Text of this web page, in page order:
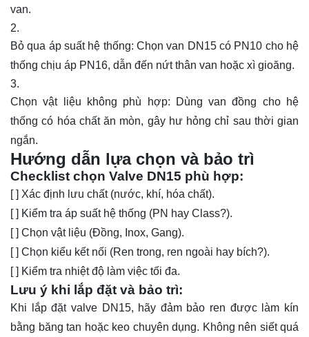
van.
Bỏ qua áp suất hệ thống: Chọn van DN15 có PN10 cho hệ
thống chịu áp PN16, dẫn đến nứt thân van hoặc xì gioăng.
Chọn vật liệu không phù hợp: Dùng van đồng cho hệ
thống có hóa chất ăn mòn, gây hư hỏng chỉ sau thời gian
ngắn.
Hướng dẫn lựa chọn và bảo trì
Checklist chọn Valve DN15 phù hợp:
[ ] Xác định lưu chất (nước, khí, hóa chất).
[ ] Kiểm tra áp suất hệ thống (PN hay Class?).
[ ] Chọn vật liệu (Đồng, Inox, Gang).
[ ] Chọn kiểu kết nối (Ren trong, ren ngoài hay bích?).
[ ] Kiểm tra nhiệt độ làm việc tối đa.
Lưu ý khi lắp đặt và bảo trì:
Khi lắp đặt valve DN15, hãy đảm bảo ren được làm kín
bằng băng tan hoặc keo chuyên dụng. Không nên siết quá